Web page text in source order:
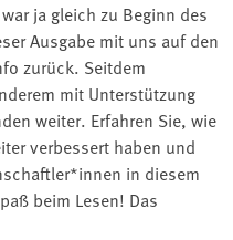
ja gleich zu Beginn des
Ausgabe mit uns auf den
zurück. Seitdem
mit Unterstützung
weiter. Erfahren Sie, wie
verbessert haben und
in diesem
beim Lesen! Das